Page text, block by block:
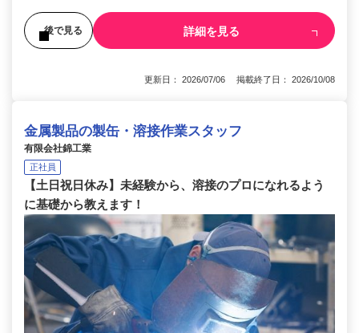
後で見る 詳細を見る
更新日： 2026/07/06 掲載終了日： 2026/10/08
金属製品の製缶・溶接作業スタッフ
有限会社錦工業
正社員
【土日祝日休み】未経験から、溶接のプロになれるよう
に基礎から教えます！